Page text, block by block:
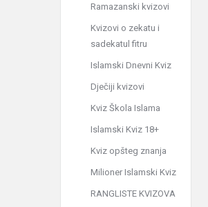
Ramazanski kvizovi
Kvizovi o zekatu i
sadekatul fitru
Islamski Dnevni Kviz
Dječiji kvizovi
Kviz Škola Islama
Islamski Kviz 18+
Kviz opšteg znanja
Milioner Islamski Kviz
RANGLISTE KVIZOVA